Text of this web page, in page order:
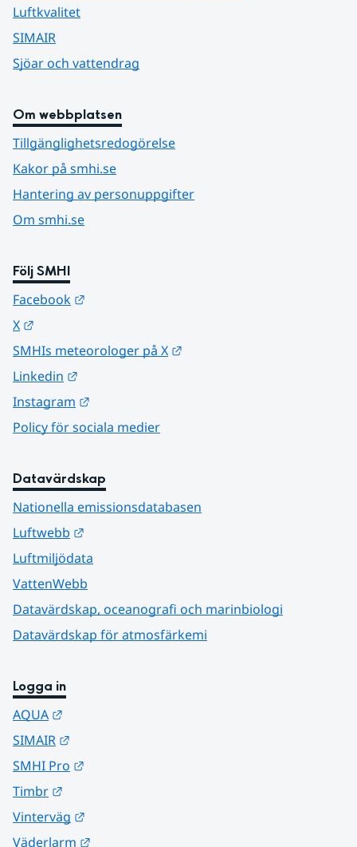
Luftkvalitet
SIMAIR
Sjöar och vattendrag
Om webbplatsen
Tillgänglighetsredogörelse
Kakor på smhi.se
Hantering av personuppgifter
Om smhi.se
Följ SMHI
Facebook
X
SMHIs meteorologer på X
Linkedin
Instagram
Policy för sociala medier
Datavärdskap
Nationella emissionsdatabasen
Luftwebb
Luftmiljödata
VattenWebb
Datavärdskap, oceanografi och marinbiologi
Datavärdskap för atmosfärkemi
Logga in
AQUA
SIMAIR
SMHI Pro
Timbr
Vinterväg
Väderlarm